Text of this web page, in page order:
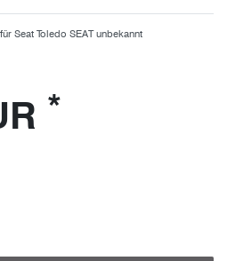
Seat Toledo SEAT unbekannt
*